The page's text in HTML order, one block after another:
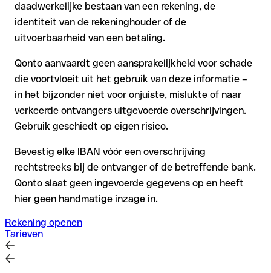
daadwerkelijke bestaan van een rekening, de
identiteit van de rekeninghouder of de
uitvoerbaarheid van een betaling.
Qonto aanvaardt geen aansprakelijkheid voor schade
die voortvloeit uit het gebruik van deze informatie –
in het bijzonder niet voor onjuiste, mislukte of naar
verkeerde ontvangers uitgevoerde overschrijvingen.
Gebruik geschiedt op eigen risico.
Bevestig elke IBAN vóór een overschrijving
rechtstreeks bij de ontvanger of de betreffende bank.
Qonto slaat geen ingevoerde gegevens op en heeft
hier geen handmatige inzage in.
Rekening openen
Tarieven